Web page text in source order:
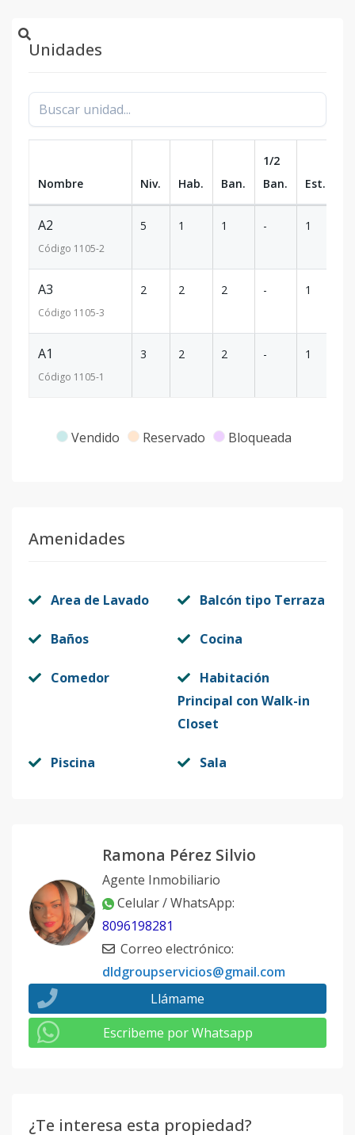
Unidades
Nombre Niv. Hab. Ban.
1/2
Ban.
Est.
A2
Código 1105-2
5 1 1 - 1
A3
Código 1105-3
2 2 2 - 1
A1
Código 1105-1
3 2 2 - 1
Vendido Reservado Bloqueada
Amenidades
Area de Lavado Balcón tipo Terraza
Baños Cocina
Comedor
Habitación
Principal con Walk-in
Closet
Piscina Sala
Ramona Pérez Silvio
Agente Inmobiliario
Celular / WhatsApp:
8096198281
Correo electrónico:
dldgroupservicios@gmail.com
Llámame
Escribeme por Whatsapp
¿Te interesa esta propiedad?